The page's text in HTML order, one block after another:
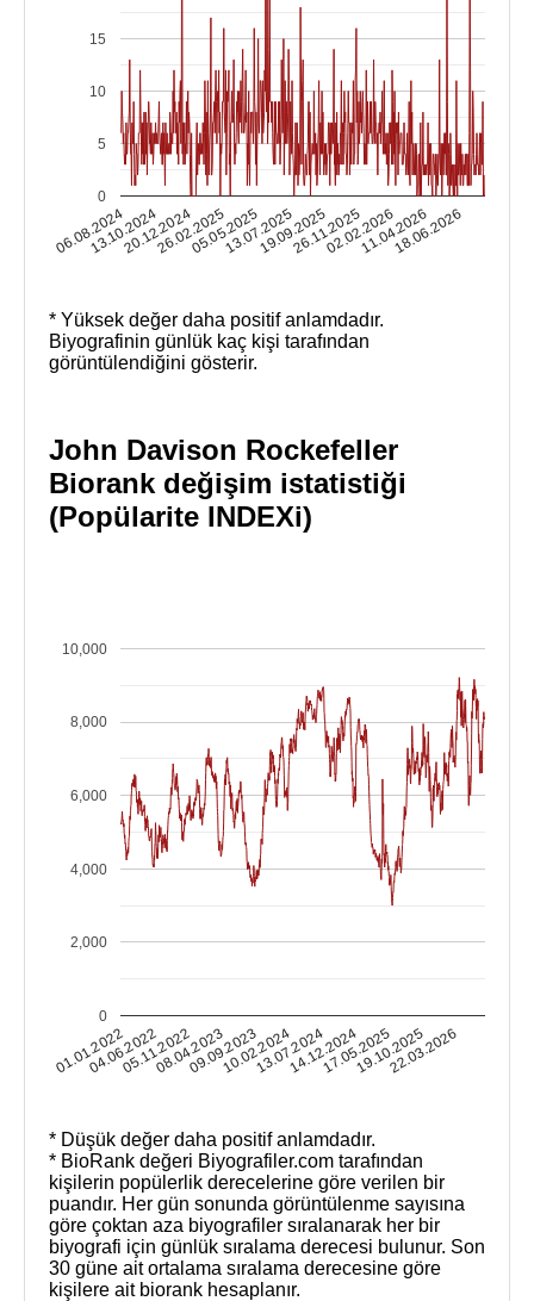
06.08.2024
13.10.202420.12.202426.02.2025
05.05.202513.07.202519.09.202526.11.202502.02.202611.04.2026
18.06.2026
0
5
10
15
* Yüksek değer daha positif anlamdadır.
Biyografinin günlük kaç kişi tarafından
görüntülendiğini gösterir.
John Davison Rockefeller
Biorank değişim istatistiği
(Popülarite INDEXi)
01.01.2022
04.06.2022
05.11.2022
08.04.2023
09.09.2023
10.02.2024
13.07.2024
14.12.2024
17.05.2025
19.10.2025
22.03.2026
0
2,000
4,000
6,000
8,000
10,000
* Düşük değer daha positif anlamdadır.
* BioRank değeri Biyografiler.com tarafından
kişilerin popülerlik derecelerine göre verilen bir
puandır. Her gün sonunda görüntülenme sayısına
göre çoktan aza biyografiler sıralanarak her bir
biyografi için günlük sıralama derecesi bulunur. Son
30 güne ait ortalama sıralama derecesine göre
kişilere ait biorank hesaplanır.